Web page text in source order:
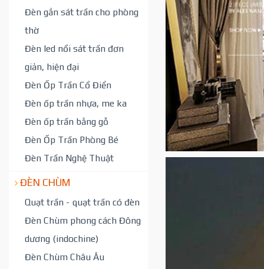
Đèn gắn sát trần cho phòng
thờ
Đèn led nổi sát trần đơn
giản, hiện đại
Đèn Ốp Trần Cổ Điển
Đèn ốp trần nhựa, me ka
Đèn ốp trần bằng gỗ
Đèn Ốp Trần Phòng Bé
Đèn Trần Nghệ Thuật
ĐÈN CHÙM
Quạt trần - quạt trần có đèn
Đèn Chùm phong cách Đông
dương (indochine)
Đèn Chùm Châu Âu